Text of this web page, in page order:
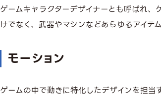
ゲームキャラクターデザイナーとも呼ばれ
けでなく、武器やマシンなどあらゆるアイテ
モーション
ゲームの中で動きに特化したデザインを担